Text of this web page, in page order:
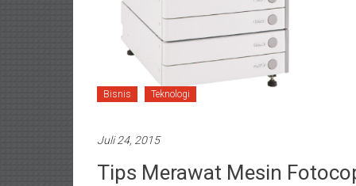
Bisnis Teknologi
Juli 24, 2015
Tips Merawat Mesin